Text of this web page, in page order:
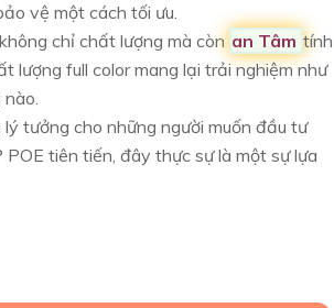
vệ một cách tối ưu.
không chỉ chất lượng mà còn an Tâm tính
lượng full color mang lại trải nghiệm như
lý tưởng cho những người muốn đầu tư
tiên tiến, đây thực sự là một sự lựa